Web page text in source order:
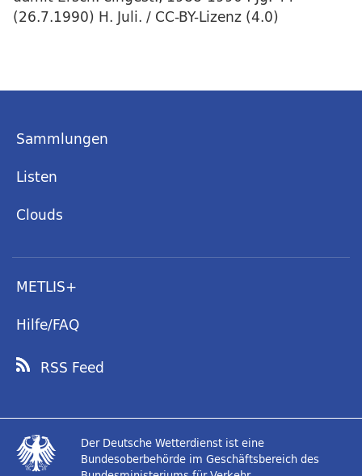
(26.7.1990) H. Juli. / CC-BY-Lizenz (4.0)
Sammlungen
Listen
Clouds
METLIS+
Hilfe/FAQ
RSS Feed
Der Deutsche Wetterdienst ist eine
Bundesoberbehörde im Geschäftsbereich des